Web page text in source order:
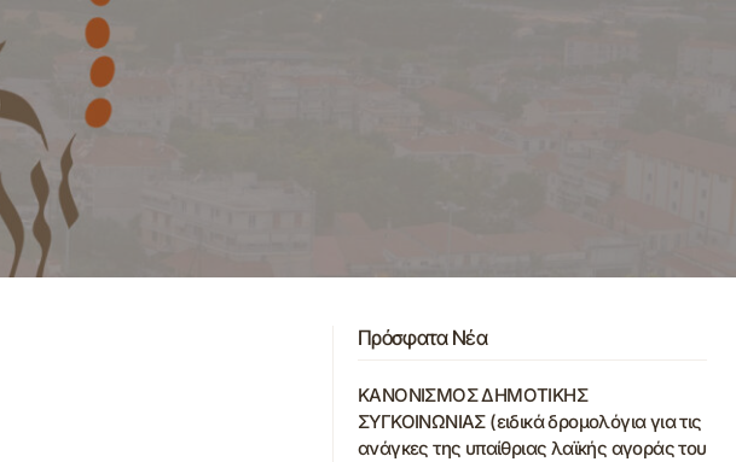
Πρόσφατα Νέα
ΚΑΝΟΝΙΣΜΟΣ ΔΗΜΟΤΙΚΗΣ
ΣΥΓΚΟΙΝΩΝΙΑΣ (ειδικά δρομολόγια για τις
ανάγκες της υπαίθριας λαϊκής αγοράς του